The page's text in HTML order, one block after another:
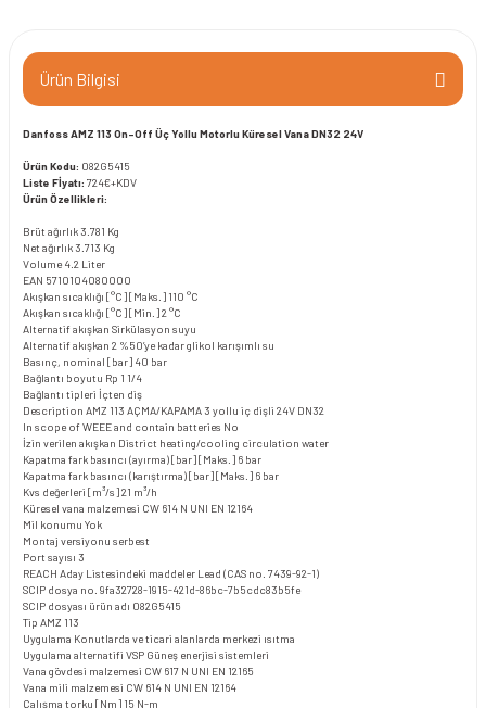
Ürün Bilgisi
Danfoss AMZ 113 On-Off Üç Yollu Motorlu Küresel Vana DN32 24V
Ürün Kodu: 082G5415
Liste Fİyatı: 724€+KDV
Ürün Özellikleri:
Brüt ağırlık 3.781 Kg
Net ağırlık 3.713 Kg
Volume 4.2 Liter
EAN 5710104080000
Akışkan sıcaklığı [°C] [Maks.] 110 °C
Akışkan sıcaklığı [°C] [Min.]2 °C
Alternatif akışkan Sirkülasyon suyu
Alternatif akışkan 2 %50’ye kadar glikol karışımlı su
Basınç, nominal [bar] 40 bar
Bağlantı boyutu Rp 1 1/4
Bağlantı tipleri İçten diş
Description AMZ 113 AÇMA/KAPAMA 3 yollu iç dişli 24V DN32
In scope of WEEE and contain batteries No
İzin verilen akışkan District heating/cooling circulation water
Kapatma fark basıncı (ayırma) [bar] [Maks.] 6 bar
Kapatma fark basıncı (karıştırma) [bar] [Maks.] 6 bar
Kvs değerleri [m³/s]21 m³/h
Küresel vana malzemesi CW 614 N UNI EN 12164
Mil konumu Yok
Montaj versiyonu serbest
Port sayısı 3
REACH Aday Listesindeki maddeler Lead (CAS no. 7439-92-1)
SCIP dosya no. 9fa32728-1915-421d-86bc-7b5cdc83b5fe
SCIP dosyası ürün adı 082G5415
Tip AMZ 113
Uygulama Konutlarda ve ticari alanlarda merkezi ısıtma
Uygulama alternatifi VSP Güneş enerjisi sistemleri
Vana gövdesi malzemesi CW 617 N UNI EN 12165
Vana mili malzemesi CW 614 N UNI EN 12164
Çalışma torku [Nm] 15 N-m